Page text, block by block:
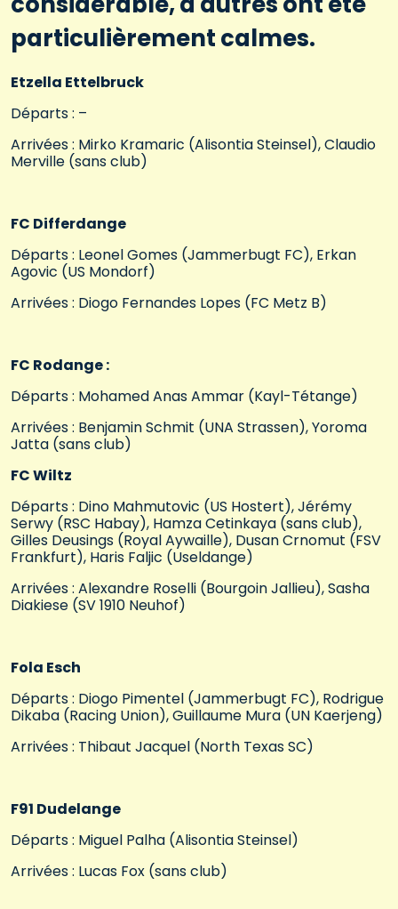
particulièrement calmes.
Etzella Ettelbruck
Départs : –
Arrivées : Mirko Kramaric (Alisontia Steinsel), Claudio
Merville (sans club)
FC Differdange
Départs : Leonel Gomes (Jammerbugt FC), Erkan
Agovic (US Mondorf)
Arrivées : Diogo Fernandes Lopes (FC Metz B)
FC Rodange :
Départs : Mohamed Anas Ammar (Kayl-Tétange)
Arrivées : Benjamin Schmit (UNA Strassen), Yoroma
Jatta (sans club)
FC Wiltz
Départs : Dino Mahmutovic (US Hostert), Jérémy
Serwy (RSC Habay), Hamza Cetinkaya (sans club),
Gilles Deusings (Royal Aywaille), Dusan Crnomut (FSV
Frankfurt), Haris Faljic (Useldange)
Arrivées : Alexandre Roselli (Bourgoin Jallieu), Sasha
Diakiese (SV 1910 Neuhof)
Fola Esch
Départs : Diogo Pimentel (Jammerbugt FC), Rodrigue
Dikaba (Racing Union), Guillaume Mura (UN Kaerjeng)
Arrivées : Thibaut Jacquel (North Texas SC)
F91 Dudelange
Départs : Miguel Palha (Alisontia Steinsel)
Arrivées : Lucas Fox (sans club)